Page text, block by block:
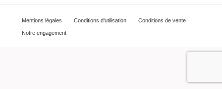
Mentions légales Conditions d'utilisation Conditions de vente
Notre engagement